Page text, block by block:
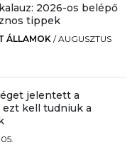
2026-os belépő
tippek
ÁLLAMOK /AUGUSZTUS
jelentett a
ezt kell tudniuk a